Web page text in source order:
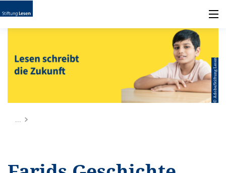
© Adobe/Stiftung Lesen
...